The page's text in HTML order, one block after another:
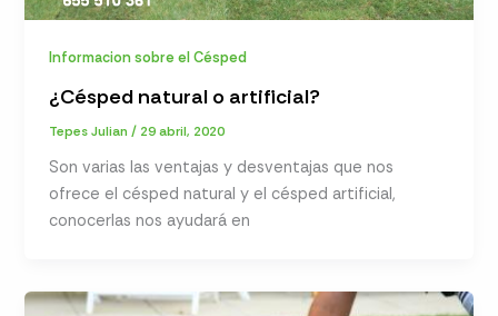
Informacion sobre el Césped
¿Césped natural o artificial?
Tepes Julian/ 29 abril, 2020
Son varias las ventajas y desventajas que nos
ofrece el césped natural y el césped artificial,
conocerlas nos ayudará en